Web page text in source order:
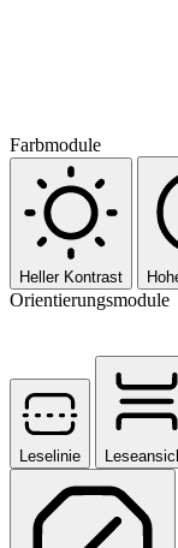
Farbmodule
Heller Kontrast
Orientierungsmodule
Leselinie